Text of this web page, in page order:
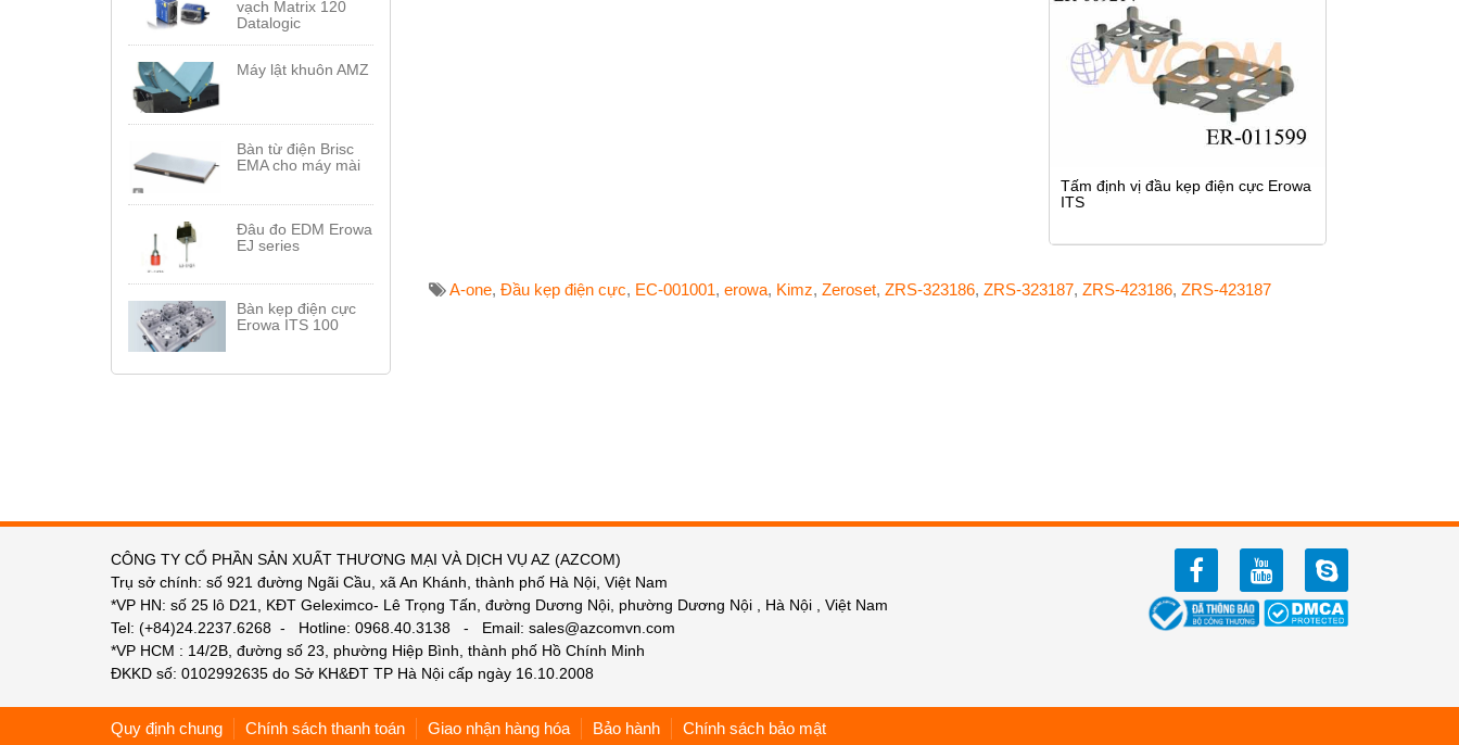
vạch Matrix 120
Datalogic
Máy lật khuôn AMZ
Bàn từ điện Brisc
EMA cho máy mài
Đâu đo EDM Erowa
EJ series
Bàn kẹp điện cực
Erowa ITS 100
Tấm định vị đầu kẹp điện cực Erowa
ITS
A-one, Đầu kẹp điện cực, EC-001001, erowa, Kimz, Zeroset, ZRS-323186, ZRS-323187, ZRS-423186, ZRS-423187
CÔNG TY CỔ PHẦN SẢN XUẤT THƯƠNG MẠI VÀ DỊCH VỤ AZ (AZCOM)
Trụ sở chính: số 921 đường Ngãi Cầu, xã An Khánh, thành phố Hà Nội, Việt Nam
*VP HN: số 25 lô D21, KĐT Geleximco- Lê Trọng Tấn, đường Dương Nội, phường Dương Nội , Hà Nội , Việt Nam
Tel: (+84)24.2237.6268 - Hotline: 0968.40.3138 - Email: sales@azcomvn.com
*VP HCM : 14/2B, đường số 23, phường Hiệp Bình, thành phố Hồ Chính Minh
ĐKKD số: 0102992635 do Sở KH&ĐT TP Hà Nội cấp ngày 16.10.2008
facebookyoutube zalo
Quy định chung Chính sách thanh toán Giao nhận hàng hóa Bảo hành Chính sách bảo mật